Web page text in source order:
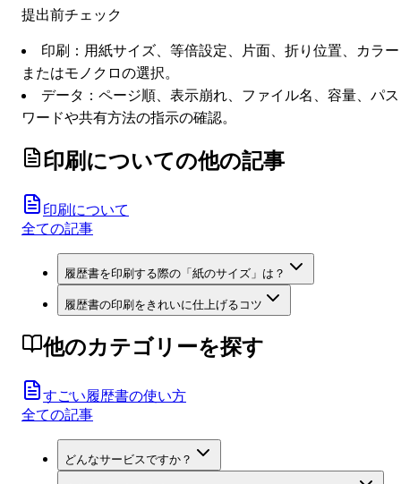
提出前チェック
印刷：用紙サイズ、等倍設定、片面、折り位置、カラー
またはモノクロの選択。
データ：ページ順、表示崩れ、ファイル名、容量、パス
ワードや共有方法の指示の確認。
印刷についての他の記事
印刷について
全ての記事
履歴書を印刷する際の「紙のサイズ」は？
履歴書の印刷をきれいに仕上げるコツ
他のカテゴリーを探す
すごい履歴書の使い方
全ての記事
どんなサービスですか？